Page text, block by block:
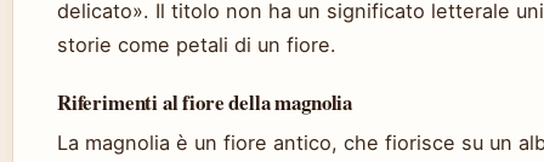
delicato». Il titolo non ha un significato letterale
storie come petali di un fiore.
Riferimenti al fiore della magnolia
La magnolia è un fiore antico, che fiorisce su un